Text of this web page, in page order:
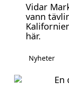
Vidar
vann
här.
Nyheter